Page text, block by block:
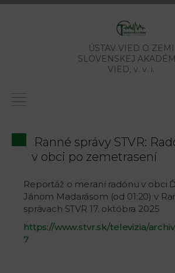
ÚSTAV VIED O ZEMI
SLOVENSKEJ
VIED, v. v. i.
Ranné správy STVR:
v obci po zemetrasení
Reportáž o meraní radónu v obci
Jánom Madarásom (od 01:20) v
správach STVR 17. októbra 2025
https://www.stvr.sk/televizia/
7